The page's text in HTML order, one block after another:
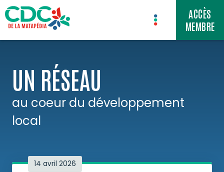



ACCÈS
MEMBRE
UN RÉSEAU
au coeur du développement
local
14 avril 2026